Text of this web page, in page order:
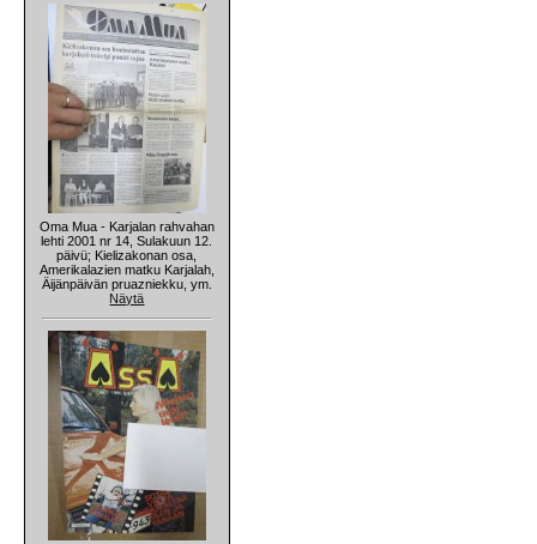
Oma Mua - Karjalan rahvahan
lehti 2001 nr 14, Sulakuun 12.
päivü; Kielizakonan osa,
Amerikalazien matku Karjalah,
Äijänpäivän pruazniekku, ym.
Näytä